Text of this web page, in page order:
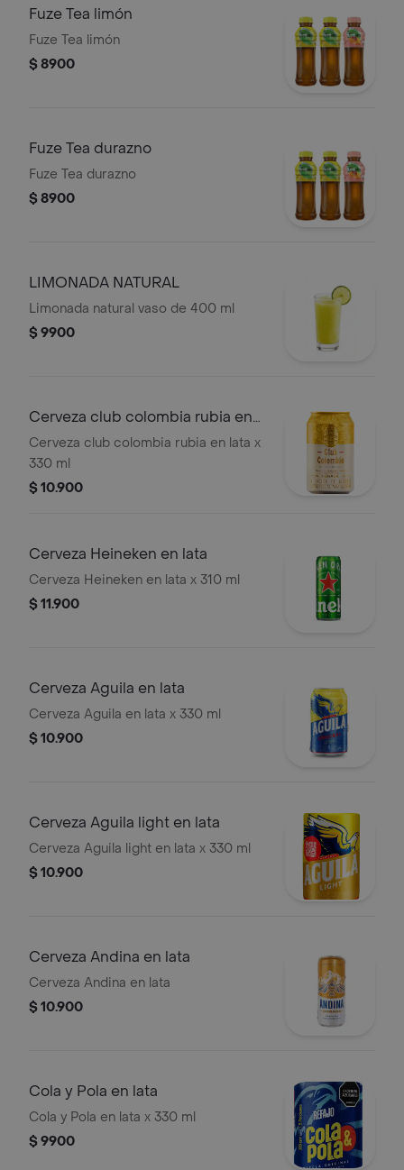
Fuze Tea limón
Fuze Tea limón
$ 8900
Fuze Tea durazno
Fuze Tea durazno
$ 8900
LIMONADA NATURAL
Limonada natural vaso de 400 ml
$ 9900
Cerveza club colombia rubia en
lata
Cerveza club colombia rubia en lata x
330 ml
$ 10.900
Cerveza Heineken en lata
Cerveza Heineken en lata x 310 ml
$ 11.900
Cerveza Aguila en lata
Cerveza Aguila en lata x 330 ml
$ 10.900
Cerveza Aguila light en lata
Cerveza Aguila light en lata x 330 ml
$ 10.900
Cerveza Andina en lata
Cerveza Andina en lata
$ 10.900
Cola y Pola en lata
Cola y Pola en lata x 330 ml
$ 9900